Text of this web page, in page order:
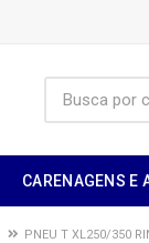
CARENAGENS E
PNEU T XL250/350